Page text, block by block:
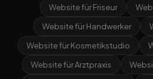
Website für Friseur
Website für Handwerker
Website für Kosmetikstudio
Website für Arztpraxis